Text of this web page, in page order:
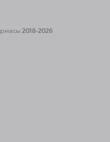
2018-2026